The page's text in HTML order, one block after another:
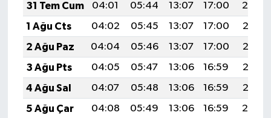
31 Tem Cum
04:01 05:44 13:07 17:00
20:19
1 Ağu Cts
04:02 05:45 13:07 17:00
20:18
2 Ağu Paz
04:04 05:46 13:07 17:00
20:17
3 Ağu Pts
04:05 05:47 13:06 16:59
20:16
4 Ağu Sal
04:07 05:48 13:06 16:59
20:15
5 Ağu Çar
04:08 05:49 13:06 16:59
20:14